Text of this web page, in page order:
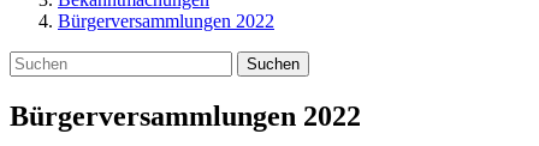
Bürgerversammlungen 2022
Suchen
Bürgerversammlungen 2022